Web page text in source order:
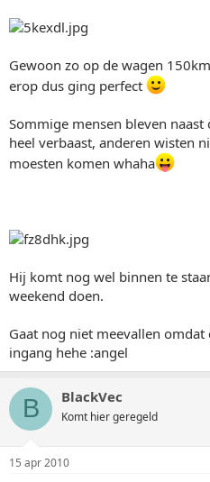
Gewoon zo op de wagen
erop dus ging perfect
Sommige mensen bleven
heel verbaast, anderen wisten
moesten komen whaha
Hij komt nog wel binnen te
weekend doen.
Gaat nog niet meevallen
ingang hehe :angel
B BlackVec
Komt hier geregeld
15 apr 2010